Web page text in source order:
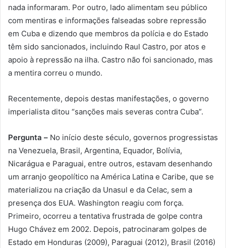
nada informaram. Por outro, lado alimentam seu público
com mentiras e informações falseadas sobre repressão
em Cuba e dizendo que membros da polícia e do Estado
têm sido sancionados, incluindo Raul Castro, por atos e
apoio à repressão na ilha. Castro não foi sancionado, mas
a mentira correu o mundo.
Recentemente, depois destas manifestações, o governo
imperialista ditou “sanções mais severas contra Cuba”.
Pergunta – No início deste século, governos progressistas
na Venezuela, Brasil, Argentina, Equador, Bolívia,
Nicarágua e Paraguai, entre outros, estavam desenhando
um arranjo geopolítico na América Latina e Caribe, que se
materializou na criação da Unasul e da Celac, sem a
presença dos EUA. Washington reagiu com força.
Primeiro, ocorreu a tentativa frustrada de golpe contra
Hugo Chávez em 2002. Depois, patrocinaram golpes de
Estado em Honduras (2009), Paraguai (2012), Brasil (2016)